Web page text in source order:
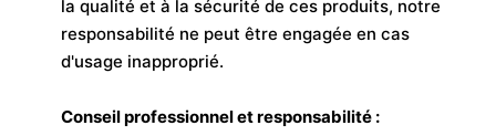
la qualité et à la sécurité de ces produits, notre
responsabilité ne peut être engagée en cas
d'usage inapproprié.
Conseil professionnel et responsabilité :